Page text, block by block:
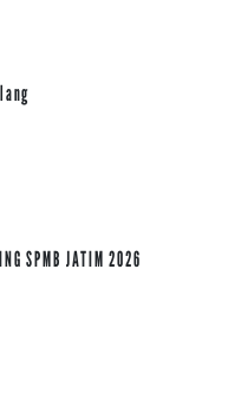
SPMB JATIM 2026